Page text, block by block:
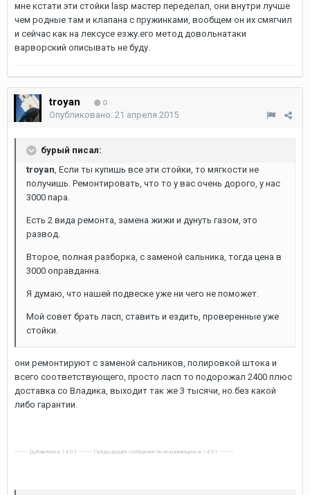
мне кстати эти стойки lasp мастер переделал, они внутри лучше
чем родные там и клапана с пружинками, вообщем он их смягчил
и сейчас как на лексусе езжу.его метод довольнатаки
варворский описывать не буду.
troyan 0
Опубликовано: 21 апреля 2015
бурый писал:
troyan, Если ты купишь все эти стойки, то мягкости не
получишь. Ремонтировать, что то у вас очень дорого, у нас
3000 пара.
Есть 2 вида ремонта, замена жижи и дунуть газом, это
развод.
Второе, полная разборка, с заменой сальника, тогда цена в
3000 оправданна.
Я думаю, что нашей подвеске уже ни чего не поможет.
Мой совет брать ласп, ставить и ездить, проверенные уже
стойки.
они ремонтируют с заменой сальников, полировкой штока и
всего соответствующего, просто ласп то подорожал 2400 плюс
доставка со Владика, выходит так же 3 тысячи, но без какой
либо гарантии.
---------- Добавлено в 14:02 ---------- Предыдущее сообщение было размещено в 14:01 ----------